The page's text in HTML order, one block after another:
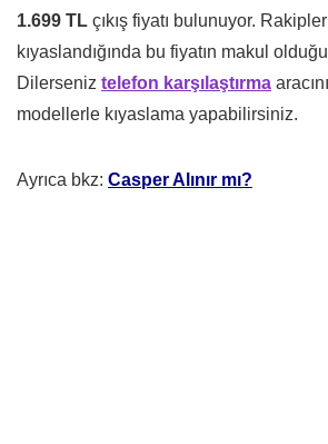
1.699 TL çıkış fiyatı bulunuyor.
kıyaslandığında bu fiyatın makul
Dilerseniz telefon karşılaştırma
modellerle kıyaslama yapabilirsiniz.
Ayrıca bkz: Casper Alınır mı?